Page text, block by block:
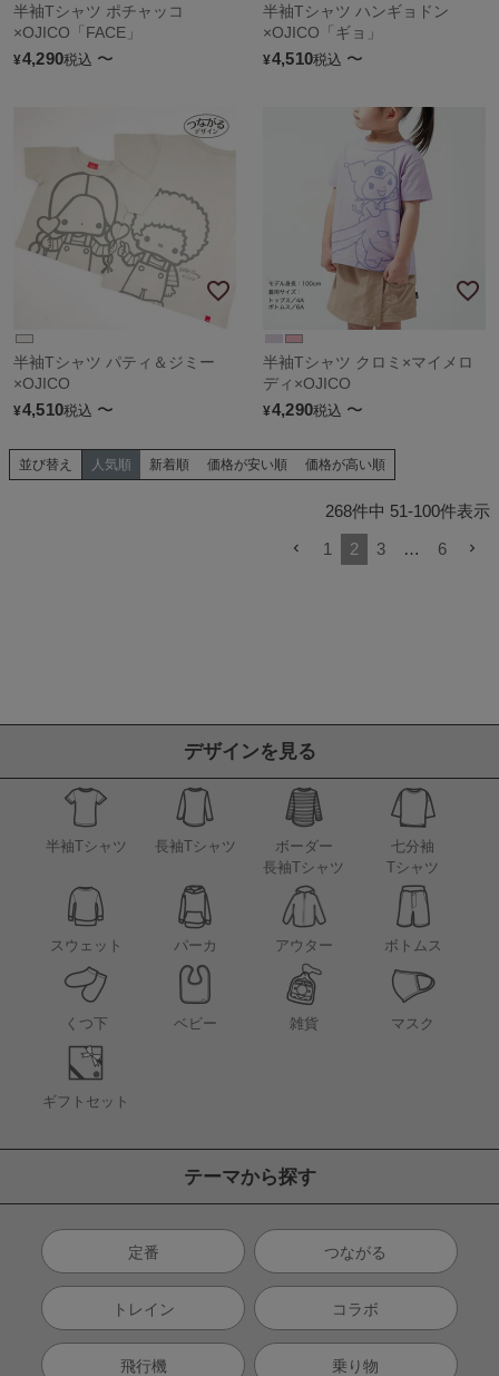
半袖Tシャツ ポチャッコ
×OJICO「FACE」
¥4,290税込 〜
半袖Tシャツ ハンギョドン
×OJICO「ギョ」
¥4,510税込 〜
半袖Tシャツ パティ＆ジミー
×OJICO
¥4,510税込 〜
半袖Tシャツ クロミ×マイメロ
ディ×OJICO
¥4,290税込 〜
並び替え 人気順 新着順 価格が安い順 価格が高い順
268件中 51-100件表示
1
2 3 … 6
デザインを見る
半袖Tシャツ 長袖Tシャツ
ボーダー
長袖Tシャツ
七分袖
Tシャツ
スウェット パーカ アウター ボトムス
くつ下 ベビー 雑貨 マスク
ギフトセット
テーマから探す
定番 つながる
トレイン コラボ
飛行機 乗り物